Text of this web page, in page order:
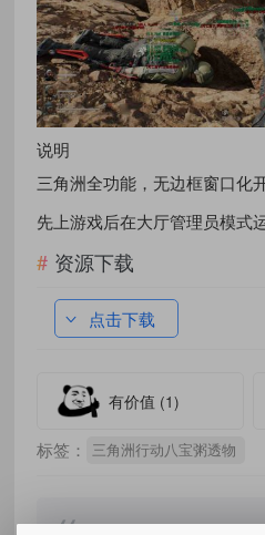
说明
三角洲全功能，无边框窗口化
先上游戏后在大厅管理员模式
资源下载
点击下载
有价值 (1)
标签： 三角洲行动八宝粥透物